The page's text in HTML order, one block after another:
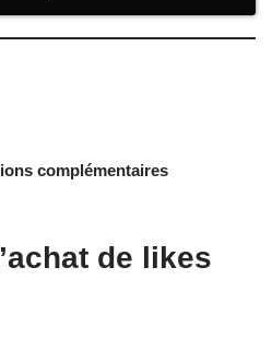
complémentaires
de likes